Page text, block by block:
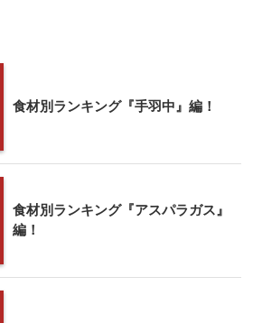
食材別ランキング『手羽中』編！
食材別ランキング『アスパラガス』
編！